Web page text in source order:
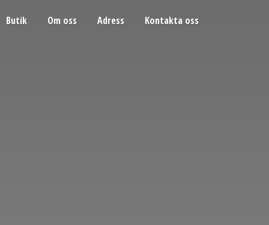
Butik Om oss Adress Kontakta oss